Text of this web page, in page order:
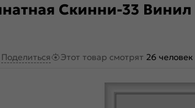
Скинни-33 Винил
Поделиться Этот товар смотрят 26 человек